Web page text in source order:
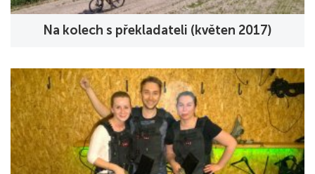
Na kolech s překladateli (květen 2017)